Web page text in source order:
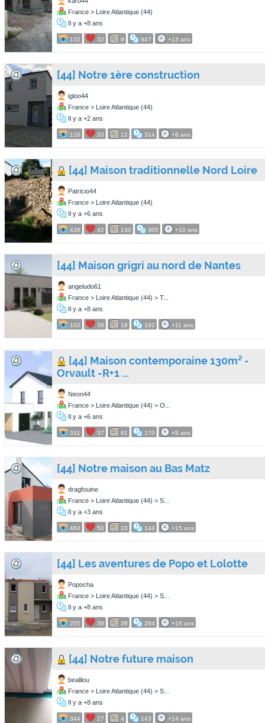
France > Loire Atlantique (44)
Il y a +8 ans
132 32 9 947 +13 ans
[44] Notre 1ère construction
igloo44
France > Loire Atlantique (44)
Il y a +2 ans
126 33 12 314 +8 ans
[44] Maison traditionnelle Nord Loire
Patricio44
France > Loire Atlantique (44)
Il y a +6 ans
439 42 130 305 +10 ans
[44] Maison grigri au nord de Nantes
angeludo61
France > Loire Atlantique (44) > T...
Il y a +8 ans
102 39 18 182 +11 ans
[44] Maison contemporaine 130m² -
Orvault -R+1 ...
Neon44
France > Loire Atlantique (44) > O...
Il y a +6 ans
331 37 91 170 +8 ans
[44] Notre maison au Bas Matz
dragfouine
France > Loire Atlantique (44) > S...
Il y a +3 ans
464 50 33 144 +15 ans
[44] Les aventures de Popo et Lolotte
Popocha
France > Loire Atlantique (44) > S...
Il y a +8 ans
255 39 39 294 +16 ans
[44] Notre future maison
bealilou
France > Loire Atlantique (44) > S...
Il y a +8 ans
344 27 4 143 +14 ans